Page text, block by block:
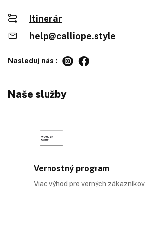
Itinerár
help@calliope.style
Nasleduj nás :
Naše služby
Vernostný program
Viac výhod pre verných zákazníkov